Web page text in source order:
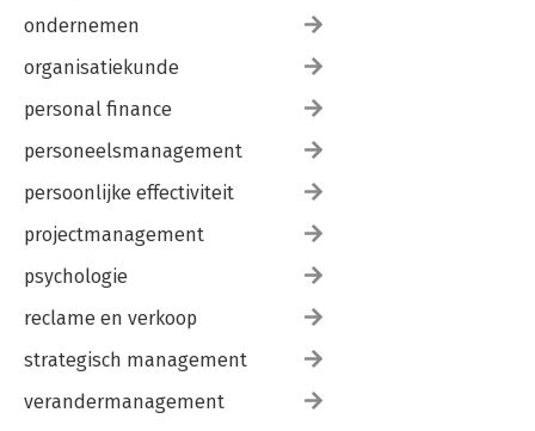
ondernemen
organisatiekunde
personal finance
personeelsmanagement
persoonlijke effectiviteit
projectmanagement
psychologie
reclame en verkoop
strategisch management
verandermanagement